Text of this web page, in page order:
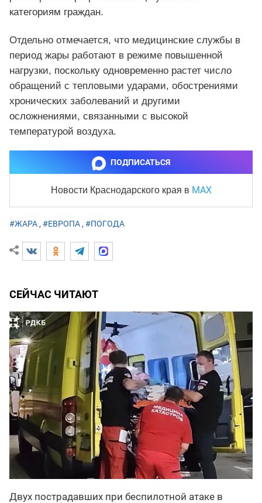
категориям граждан.
Отдельно отмечается, что медицинские службы в
период жары работают в режиме повышенной
нагрузки, поскольку одновременно растет число
обращений с тепловыми ударами, обострениями
хронических заболеваний и другими
осложнениями, связанными с высокой
температурой воздуха.
ПОДПИСАТЬСЯ
Новости Краснодарского края в MAX
#ЖАРА, #ЕВРОПА, #ПОГОДА
СЕЙЧАС ЧИТАЮТ
Двух пострадавших при беспилотной атаке в